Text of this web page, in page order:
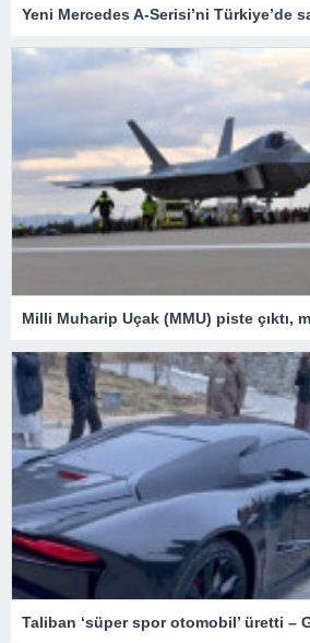
Yeni Mercedes A-Serisi’ni Türkiye’de
Taliban ‘süper spor otomobil’ üretti –